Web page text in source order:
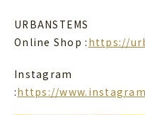
URBANSTEMS
Online Shop : https://
Instagram
:https://